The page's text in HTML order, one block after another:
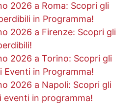
2026 a Roma: Scopri gli
in Programma!
2026 a Firenze: Scopri gli
2026 a Torino: Scopri gli
Eventi in Programma!
2026 a Napoli: Scopri gli
eventi in programma!